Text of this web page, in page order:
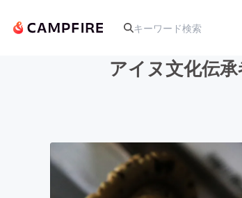
アイヌ文化伝